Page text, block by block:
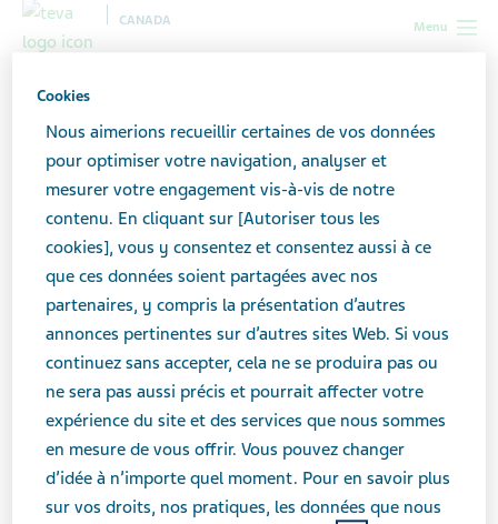
Menu
CANADA
Canada
Six choses que j’ai faites
pour ramener du positif
dans ma vie après une crise
cardiaque
Cookies
Nous aimerions recueillir certaines de vos données
pour optimiser votre navigation, analyser et
mesurer votre engagement vis-à-vis de notre
contenu. En cliquant sur [Autoriser tous les
cookies], vous y consentez et consentez aussi à ce
que ces données soient partagées avec nos
partenaires, y compris la présentation d’autres
annonces pertinentes sur d’autres sites Web. Si vous
continuez sans accepter, cela ne se produira pas ou
ne sera pas aussi précis et pourrait affecter votre
expérience du site et des services que nous sommes
en mesure de vous offrir. Vous pouvez changer
d’idée à n’importe quel moment. Pour en savoir plus
sur vos droits, nos pratiques, les données que nous